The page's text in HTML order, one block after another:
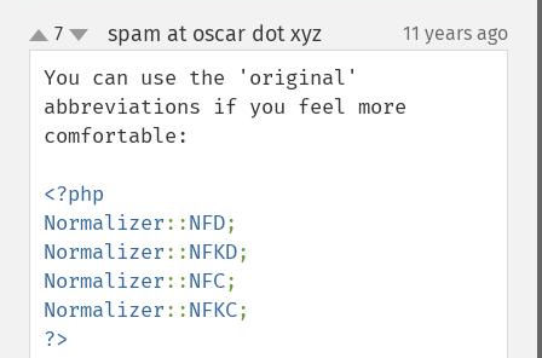
up
down
7 spam at oscar dot xyz¶ 11 years ago
You can use the 'original'
abbreviations if you feel more
comfortable:
<?php
Normalizer::NFD
Normalizer::NFKD
Normalizer::NFC
Normalizer::NFKC
?>